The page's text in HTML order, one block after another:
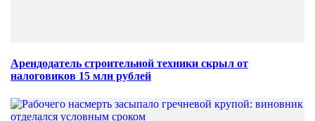
Арендодатель строительной техники скрыл от
налоговиков 15 млн рублей